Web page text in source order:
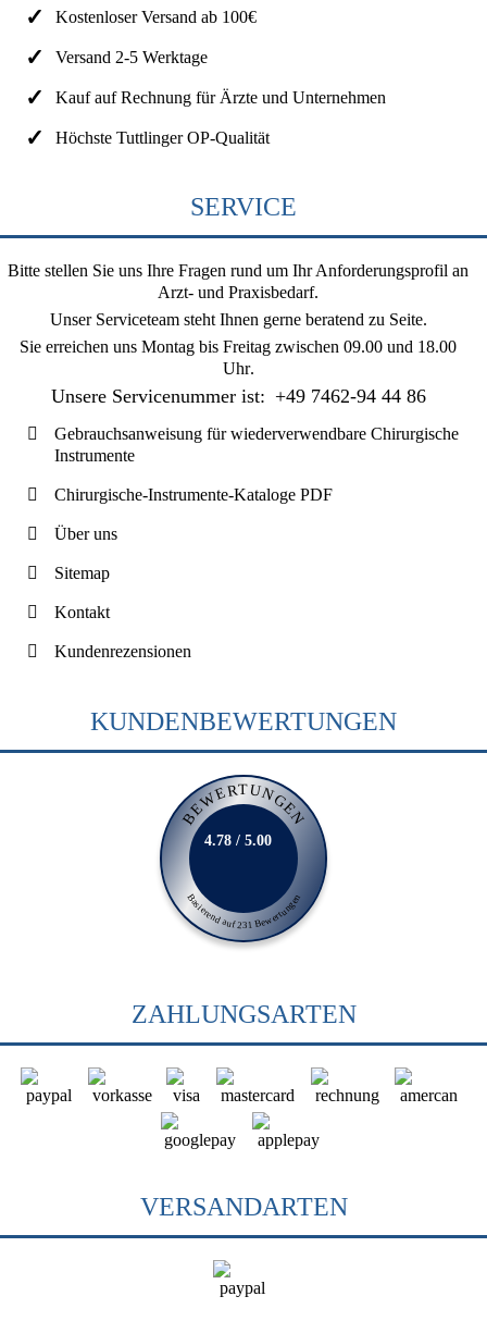
Kostenloser Versand ab 100€
Versand 2-5 Werktage
Kauf auf Rechnung für Ärzte und Unternehmen
Höchste Tuttlinger OP-Qualität
SERVICE
Bitte stellen Sie uns Ihre Fragen rund um Ihr Anforderungsprofil an
Arzt- und Praxisbedarf.
Unser Serviceteam steht Ihnen gerne beratend zu Seite.
Sie erreichen uns Montag bis Freitag zwischen 09.00 und 18.00
Uhr.
Unsere Servicenummer ist: +49 7462-94 44 86
Gebrauchsanweisung für wiederverwendbare Chirurgische
Instrumente
Chirurgische-Instrumente-Kataloge PDF
Über uns
Sitemap
Kontakt
Kundenrezensionen
KUNDENBEWERTUNGEN
BEWERTUNGEN
Basierend auf 231 Bewertungen
4.78 / 5.00
ZAHLUNGSARTEN
VERSANDARTEN